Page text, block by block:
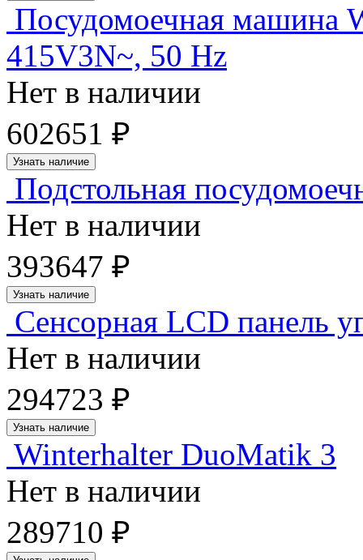
Посудомоечная машина
415V3N~, 50 Hz
Нет в наличии
602651 ₽
Узнать наличие
Подстольная
Нет в наличии
393647 ₽
Узнать наличие
Сенсорная LCD панель
Нет в наличии
294723 ₽
Узнать наличие
Winterhalter DuoMatik 3
Нет в наличии
289710 ₽